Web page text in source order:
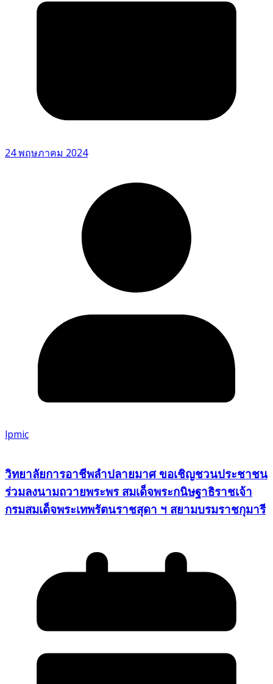
24 พฤษภาคม 2024
lpmic
วิทยาลัยการอาชีพลำปลายมาศ ขอเชิญชวนประชาชน
ร่วมลงนามถวายพระพร สมเด็จพระกนิษฐาธิราชเจ้า
กรมสมเด็จพระเทพรัตนราชสุดา ฯ สยามบรมราชกุมารี